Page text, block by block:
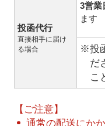
投函代行
直接相手に届け
る場合
3営業
ます
※投
だ
こ
【ご注意】
通常の配送にか